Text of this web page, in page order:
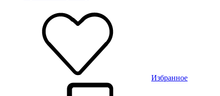
Избранное